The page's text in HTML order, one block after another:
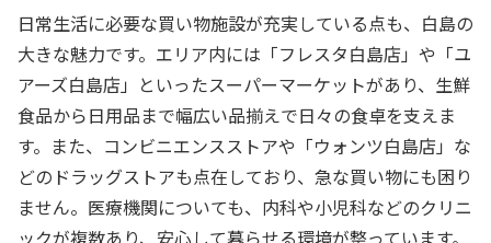
日常生活に必要な買い物施設が充実している点も、白島の
大きな魅力です。エリア内には「フレスタ白島店」や「ユ
アーズ白島店」といったスーパーマーケットがあり、生鮮
食品から日用品まで幅広い品揃えで日々の食卓を支えま
す。また、コンビニエンスストアや「ウォンツ白島店」な
どのドラッグストアも点在しており、急な買い物にも困り
ません。医療機関についても、内科や小児科などのクリニ
ックが複数あり、安心して暮らせる環境が整っています。